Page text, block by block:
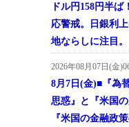
ドル円158円半
応警戒。日銀利
地ならしに注目。
2026年08月07日(金
8月7日(金)■『為
思惑』と『米国
『米国の金融政